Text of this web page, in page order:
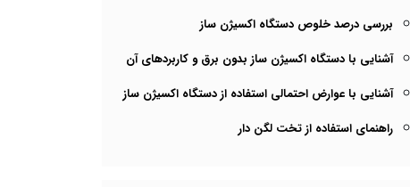
بررسی درصد خلوص دستگاه اکسیژن ساز
آشنایی با دستگاه اکسیژن ساز بدون برق و کاربردهای آن
آشنایی با عوارض احتمالی استفاده از دستگاه اکسیژن‌ ساز
راهنمای استفاده از تخت لگن دار